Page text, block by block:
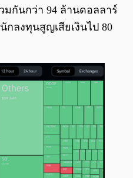
มกันกว่า 94 ล้านดอลลาร์
กลงทุนสูญเสียเงินไป 80